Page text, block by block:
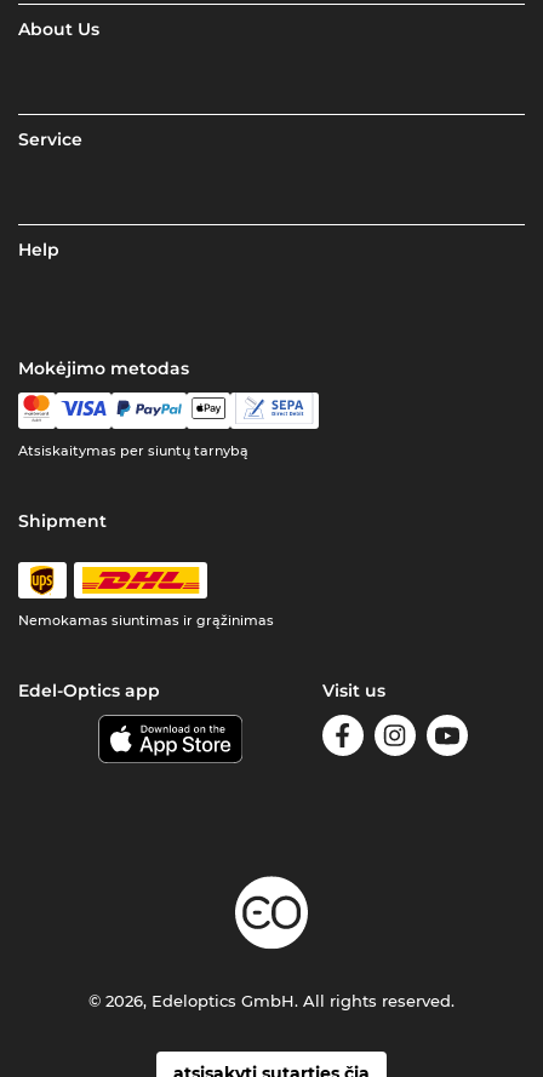
About Us
Service
Help
Mokėjimo metodas
Atsiskaitymas per siuntų tarnybą
Shipment
Nemokamas siuntimas ir grąžinimas
Edel-Optics app Visit us
© 2026, Edeloptics GmbH. All rights reserved.